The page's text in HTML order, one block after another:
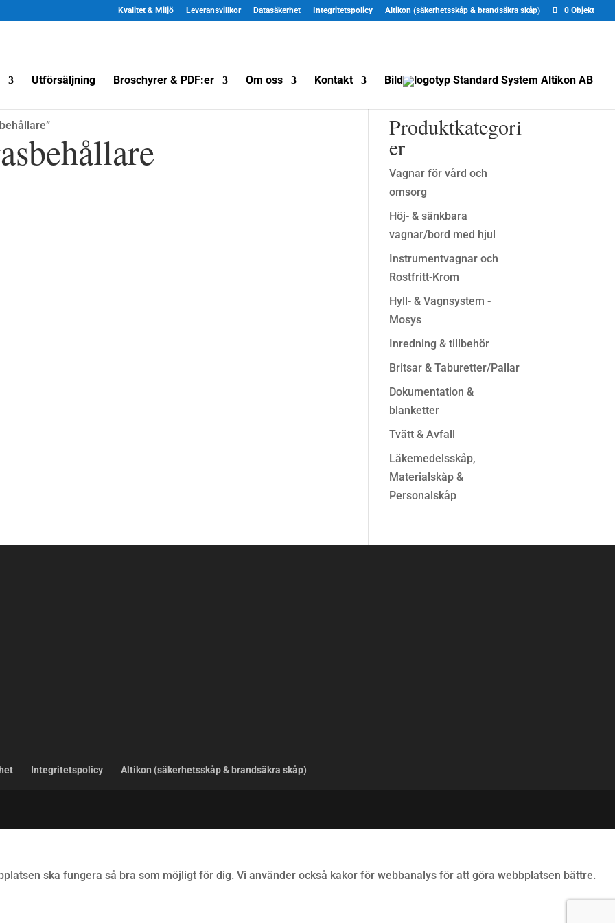
Kvalitet & Miljö Leveransvillkor Datasäkerhet Integritetspolicy Altikon (säkerhetsskåp & brandsäkra skåp) 0 Objekt
Utförsäljning Broschyrer & PDF:er Om oss Kontakt Bild
Produktkategori
er
Vagnar för vård och
omsorg
Höj- & sänkbara
vagnar/bord med hjul
Instrumentvagnar och
Rostfritt-Krom
Hyll- & Vagnsystem -
Mosys
Inredning & tillbehör
Britsar & Taburetter/Pallar
Dokumentation &
blanketter
Tvätt & Avfall
Läkemedelsskåp,
Materialskåp &
Personalskåp
Integritetspolicy Altikon (säkerhetsskåp & brandsäkra skåp)
ska fungera så bra som möjligt för dig. Vi använder också kakor för webbanalys för att göra webbplatsen bättre.